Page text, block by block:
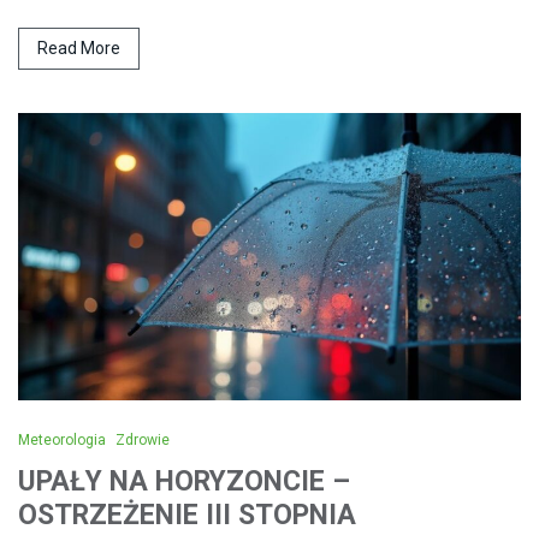
Read More
Meteorologia Zdrowie
UPAŁY NA HORYZONCIE –
OSTRZEŻENIE III STOPNIA